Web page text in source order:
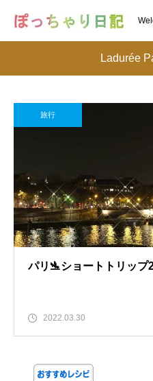
Ladurée
旅行
パリ🛬ショートトリップ
2022.03.30